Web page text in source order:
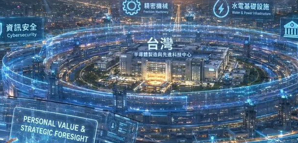
灣除了科技業和半導體之外，還剩下什麼？」、「台灣如果沒有了台積電，還剩
麼？」 這些是近年在社群或論壇上…